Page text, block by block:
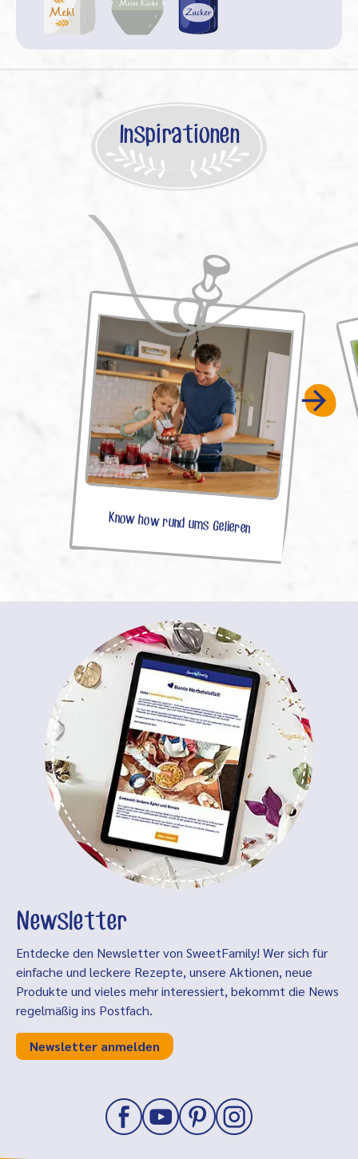
Inspirationen
Know how rund ums Gelieren
Newsletter
Entdecke den Newsletter von SweetFamily! Wer sich für
einfache und leckere Rezepte, unsere Aktionen, neue
Produkte und vieles mehr interessiert, bekommt die News
regelmäßig ins Postfach.
Newsletter anmelden